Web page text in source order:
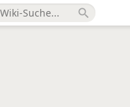
search